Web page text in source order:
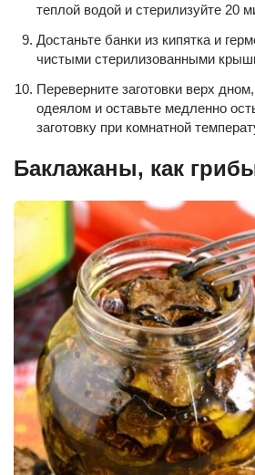
теплой водой и стерилизуйте 20
Достаньте банки из кипятка и
чистыми стерилизованными
Переверните заготовки верх
одеялом и оставьте медленно
заготовку при комнатной
Баклажаны, как